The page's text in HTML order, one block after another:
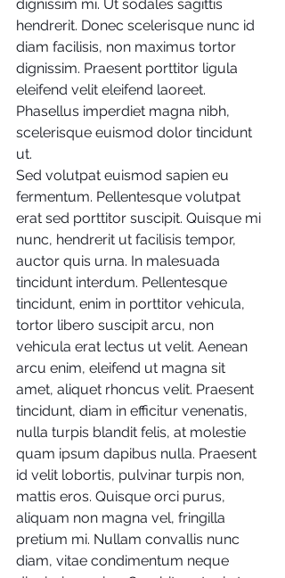
dignissim mi. Ut sodales sagittis
hendrerit. Donec scelerisque nunc id
diam facilisis, non maximus tortor
dignissim. Praesent porttitor ligula
eleifend velit eleifend laoreet.
Phasellus imperdiet magna nibh,
scelerisque euismod dolor tincidunt
ut.
Sed volutpat euismod sapien eu
fermentum. Pellentesque volutpat
erat sed porttitor suscipit. Quisque mi
nunc, hendrerit ut facilisis tempor,
auctor quis urna. In malesuada
tincidunt interdum. Pellentesque
tincidunt, enim in porttitor vehicula,
tortor libero suscipit arcu, non
vehicula erat lectus ut velit. Aenean
arcu enim, eleifend ut magna sit
amet, aliquet rhoncus velit. Praesent
tincidunt, diam in efficitur venenatis,
nulla turpis blandit felis, at molestie
quam ipsum dapibus nulla. Praesent
id velit lobortis, pulvinar turpis non,
mattis eros. Quisque orci purus,
aliquam non magna vel, fringilla
pretium mi. Nullam convallis nunc
diam, vitae condimentum neque